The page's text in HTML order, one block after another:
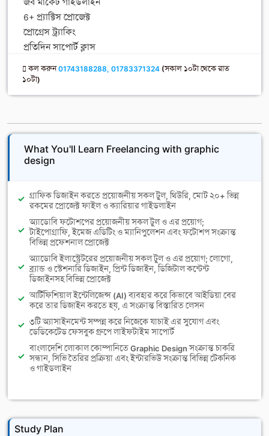
জব মার্কেট গাইডলাইন
6+ প্র্যাক্টিস প্রোজেক্ট
প্রোগ্রেস ট্র্যাকিং
প্রতিদিন সাপোর্ট ক্লাস
কল করুন01743188288, 01783371324 (সকাল ১০টা থেকে রাত
১০টা)
What You'll Learn Freelancing with graphic
design
গ্রাফিক ডিজাইন করতে প্রয়োজনীয় সকল টুল, থিউরি, মোট ২০+ ভিন্ন
রকমের প্রোজেক্ট ফাইল ও ক্যারিয়ার গাইডলাইন
অ্যাডোবি ফটোশপের প্রয়োজনীয় সকল টুল ও এর প্রয়োগ;
টাইপোগ্রাফি, ইমেজ এডিটিং ও ম্যানিপুলেশন এবং ফটোশপ সংক্রান্ত
বিভিন্ন প্রফেশনাল প্রোজেক্ট
অ্যাডোবি ইলাস্ট্রেটরের প্রয়োজনীয় সকল টুল ও এর প্রয়োগ; লোগো,
ব্র্যান্ড ও স্টেশনারি ডিজাইন, প্রিন্ট ডিজাইন, ডিজিটাল কন্টেন্ট
ডিজাইনসহ বিভিন্ন প্রোজেক্ট
আর্টিফিশিয়াল ইন্টেলিজেন্স (AI) ব্যবহার করে কিভাবে আইডিয়া বের
করে তার ডিজাইন করতে হয়, এ সংক্রান্ত বিস্তারিত লেসন
৩টি অ্যাসাইনমেন্ট সম্পন্ন করে নিজেকে যাচাই এর সুযোগ এবং
ডেডিকেটেড ফেসবুক গ্রুপে লাইফটাইম সাপোর্ট
বাংলাদেশি লোকাল কোম্পানিতে Graphic Design সংক্রান্ত চাকরি
সন্ধান, সিভি তৈরির প্রক্রিয়া এবং ইন্টারভিউ সংক্রান্ত বিভিন্ন টেকনিক
ও গাইডলাইন
Study Plan